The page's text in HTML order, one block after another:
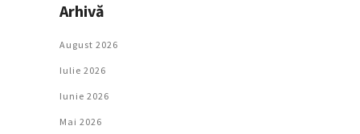
Arhivă
August 2026
Iulie 2026
Iunie 2026
Mai 2026